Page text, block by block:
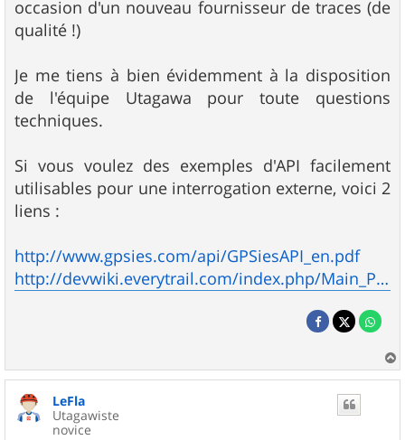
occasion d'un nouveau fournisseur de traces (de
qualité !)
Je me tiens à bien évidemment à la disposition
de l'équipe Utagawa pour toute questions
techniques.
Si vous voulez des exemples d'API facilement
utilisables pour une interrogation externe, voici 2
liens :
http://www.gpsies.com/api/GPSiesAPI_en.pdf
http://devwiki.everytrail.com/index.php/Main_Page
a
LeFla
Utagawiste
novice